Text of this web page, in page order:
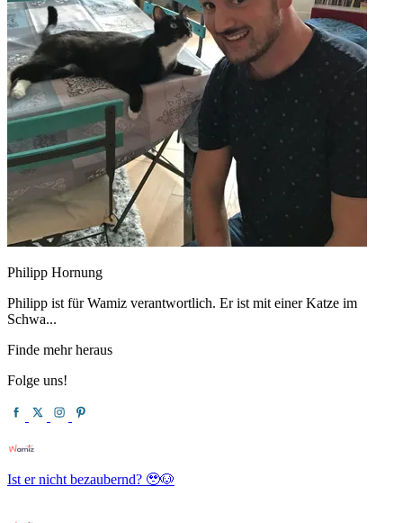
Philipp Hornung
Philipp ist für Wamiz verantwortlich. Er ist mit einer Katze im
Schwa...
Finde mehr heraus
Folge uns!
Ist er nicht bezaubernd? 🥹🐶